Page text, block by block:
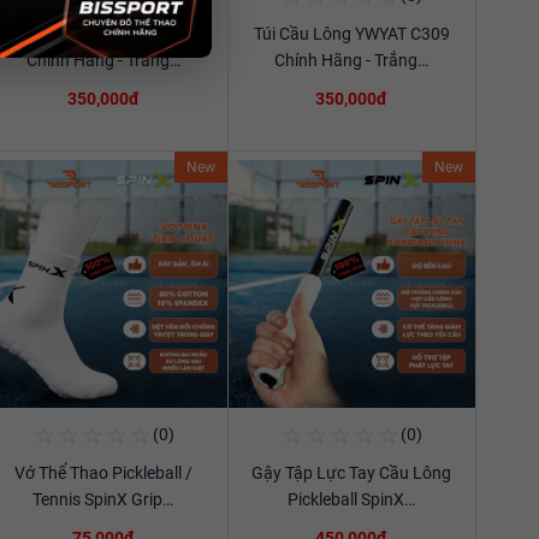
Xem chi tiết
Túi Cầu Lông YWYAT C309
Chính Hãng - Trắng…
350,000đ
Xem chi tiết
Túi Cầu Lông YWYAT C309
Chính Hãng - Trắng…
350,000đ
New
(0)
Vớ Thể Thao Pickleball /
Tennis SpinX Grip…
New
Xem chi tiết
(0)
Gậy Tập Lực Tay Cầu Lông
Pickleball SpinX…